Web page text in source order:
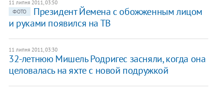
11 липня 2011, 03:50
ФОТО
Президент Йемена с обожженным лицом
и руками появился на ТВ
11 липня 2011, 03:30
32-летнюю Мишель Родригес засняли, когда она
целовалась на яхте с новой подружкой